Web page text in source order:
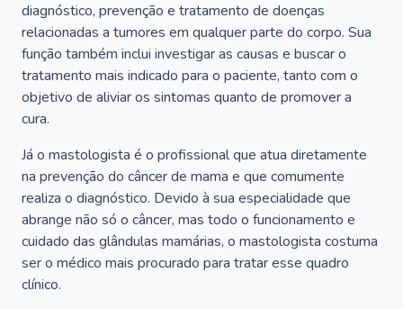
diagnóstico, prevenção e tratamento de doenças
relacionadas a tumores em qualquer parte do corpo. Sua
função também inclui investigar as causas e buscar o
tratamento mais indicado para o paciente, tanto com o
objetivo de aliviar os sintomas quanto de promover a
cura.
Já o mastologista é o profissional que atua diretamente
na prevenção do câncer de mama e que comumente
realiza o diagnóstico. Devido à sua especialidade que
abrange não só o câncer, mas todo o funcionamento e
cuidado das glândulas mamárias, o mastologista costuma
ser o médico mais procurado para tratar esse quadro
clínico.